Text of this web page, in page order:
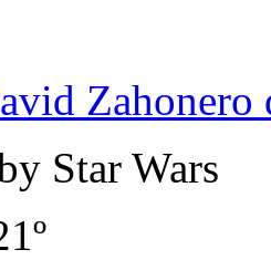
Zahonero
Star Wars